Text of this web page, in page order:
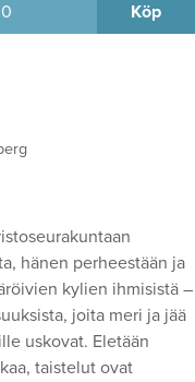
Köp
hänen perheestään ja
kylien ihmisistä –
joita meri ja jää
uskovat. Eletään
taistelut ovat